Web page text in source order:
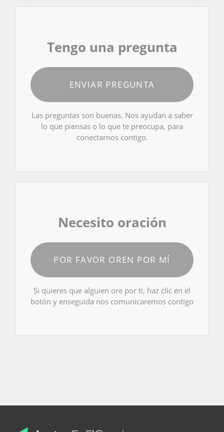
Tengo una pregunta
ENVIAR PREGUNTA
Las preguntas son buenas. Nos ayudan a saber
lo que piensas o lo que te preocupa, para
conectarnos contigo.
Necesito oración
POR FAVOR OREN POR MÍ
Si quieres que alguien ore por ti, haz clic en el
botón y enseguida nos comunicaremos contigo